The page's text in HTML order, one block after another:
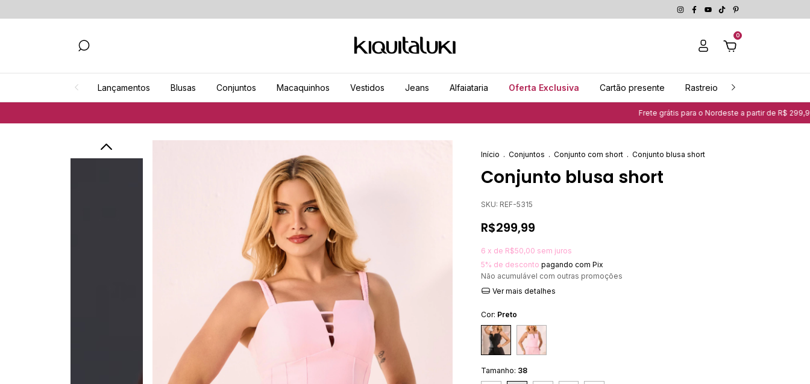
0
Lançamentos Blusas Conjuntos Macaquinhos Vestidos Jeans Alfaiataria Oferta Exclusiva Cartão presente Rastreio
Frete grátis para o Nordeste a partir de R$ 299,99 | Clique aqui e
Início . Conjuntos . Conjunto com short . Conjunto blusa short
Conjunto blusa short
SKU: REF-5315
R$299,99
6 x de R$50,00 sem juros
5% de desconto pagando com Pix
Não acumulável com outras promoções
Ver mais detalhes
Cor: Preto
Tamanho: 38